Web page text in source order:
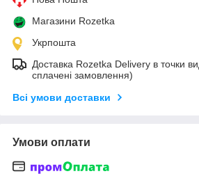
Магазини Rozetka
Укрпошта
Доставка Rozetka Delivery в точки
сплачені замовлення)
Всі умови доставки
Умови оплати